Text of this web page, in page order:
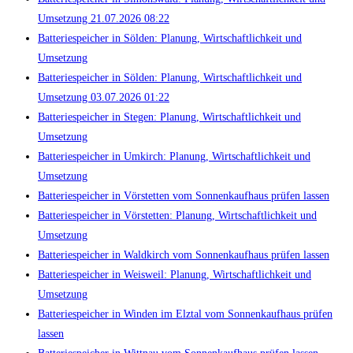
Umsetzung 21.07.2026 08:22
Batteriespeicher in Sölden: Planung, Wirtschaftlichkeit und
Umsetzung
Batteriespeicher in Sölden: Planung, Wirtschaftlichkeit und
Umsetzung 03.07.2026 01:22
Batteriespeicher in Stegen: Planung, Wirtschaftlichkeit und
Umsetzung
Batteriespeicher in Umkirch: Planung, Wirtschaftlichkeit und
Umsetzung
Batteriespeicher in Vörstetten vom Sonnenkaufhaus prüfen lassen
Batteriespeicher in Vörstetten: Planung, Wirtschaftlichkeit und
Umsetzung
Batteriespeicher in Waldkirch vom Sonnenkaufhaus prüfen lassen
Batteriespeicher in Weisweil: Planung, Wirtschaftlichkeit und
Umsetzung
Batteriespeicher in Winden im Elztal vom Sonnenkaufhaus prüfen
lassen